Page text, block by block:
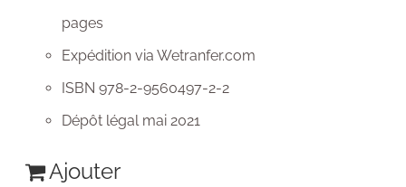
pages
Expédition via Wetranfer.com
ISBN 978-2-9560497-2-2
Dépôt légal mai 2021
Ajouter